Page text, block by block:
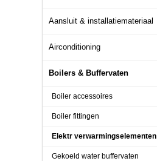
Aansluit & installatiemateriaal
Airconditioning
Boilers & Buffervaten
Boiler accessoires
Boiler fittingen
Elektr verwarmingselementen
Gekoeld water buffervaten